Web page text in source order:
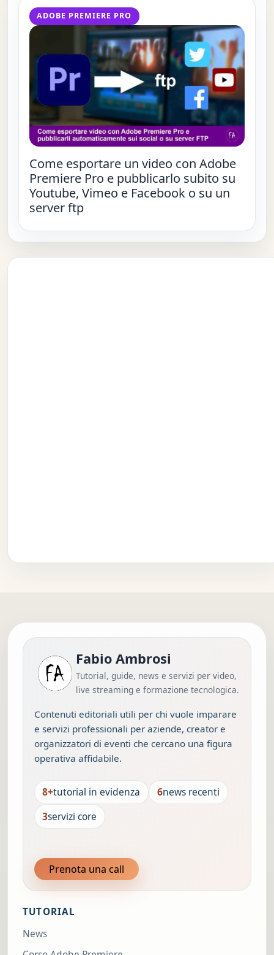
ADOBE PREMIERE PRO
Come esportare un video con Adobe
Premiere Pro e pubblicarlo subito su
Youtube, Vimeo e Facebook o su un
server ftp
Fabio Ambrosi
Tutorial, guide, news e servizi per video,
live streaming e formazione tecnologica.
Contenuti editoriali utili per chi vuole imparare
e servizi professionali per aziende, creator e
organizzatori di eventi che cercano una figura
operativa affidabile.
8+tutorial in evidenza 6news recenti
3servizi core
Prenota una call
TUTORIAL
News